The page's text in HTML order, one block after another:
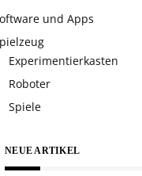
und Apps
Experimentierkasten
Roboter
Spiele
NEUE ARTIKEL